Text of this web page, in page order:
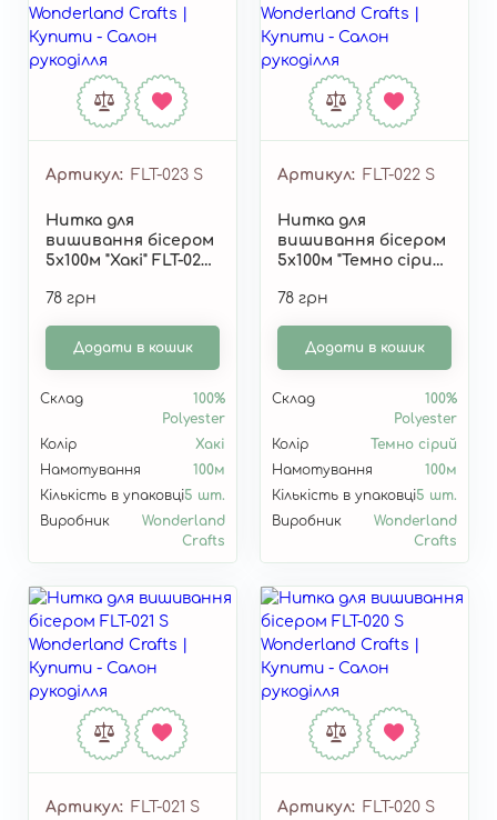
Артикул FLT-023 S
Нитка для
вишивання бісером
5х100м "Хакі" FLT-023
78 грн
Додати в кошик
Склад
100%
Polyester
Колір
Хакі
Намотування
100м
Кількість в упаковці5 шт.
Виробник
Wonderland
Crafts
Артикул FLT-022 S
Нитка для
вишивання бісером
5х100м "Темно сірий"
78 грн
Додати в кошик
Склад
100%
Polyester
Колір
Темно сірий
Намотування
100м
Кількість в упаковці5 шт.
Виробник
Wonderland
Crafts
Артикул FLT-021 S Артикул FLT-020 S